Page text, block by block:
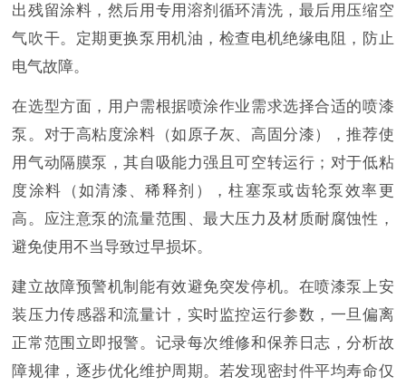
出残留涂料，然后用专用溶剂循环清洗，最后用压缩空
气吹干。定期更换泵用机油，检查电机绝缘电阻，防止
电气故障。
在选型方面，用户需根据喷涂作业需求选择合适的喷漆
泵。对于高粘度涂料（如原子灰、高固分漆），推荐使
用气动隔膜泵，其自吸能力强且可空转运行；对于低粘
度涂料（如清漆、稀释剂），柱塞泵或齿轮泵效率更
高。应注意泵的流量范围、最大压力及材质耐腐蚀性，
避免使用不当导致过早损坏。
建立故障预警机制能有效避免突发停机。在喷漆泵上安
装压力传感器和流量计，实时监控运行参数，一旦偏离
正常范围立即报警。记录每次维修和保养日志，分析故
障规律，逐步优化维护周期。若发现密封件平均寿命仅